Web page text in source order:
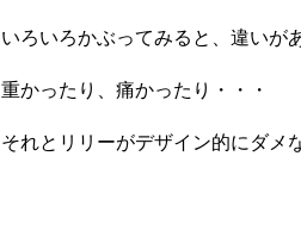
いろいろかぶってみると、違いが
重かったり、痛かったり・・・
それとリリーがデザイン的にダメ